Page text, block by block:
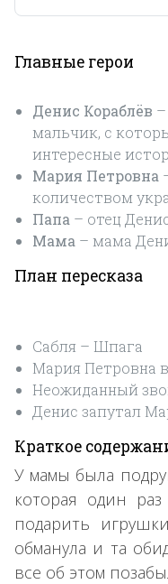
Главные герои
Денис Кораблёв
мальчик, с
интересные
Мария Петровна
количеством
Папа – отец
Мама – мама
План пересказа
Сабля – Шпага
Мария Петровна
Неожиданный
Денис запутал
Краткое
У мамы была
которая один
подарить
обманула и та
все об этом